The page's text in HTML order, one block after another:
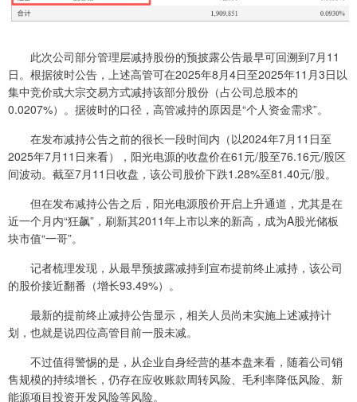
此次公司部分管理层减持股份的预披露公告最早可回溯到7月11
日。根据彼时公告，上述高管可在2025年8月4日至2025年11月3日以
集中竞价或大宗交易方式减持该部分股份（占公司总股本的
0.0207%）。据彼时的口径，高管减持的原因是“个人资金需求”。
在发布减持公告之前的很长一段时间内（以2024年7月11日至
2025年7月11日来看），阳光电源的收盘价在61元/股至76.16元/股区
间波动。截至7月11日收盘，该公司股价下跌1.28%至81.40元/股。
但在发布减持公告之后，阳光电源股价开启上升通道，尤其是在
近一个月内“狂飙”，刷新其2011年上市以来的新高，成为A股光储板
块市值“一哥”。
记者梳理发现，从最早预披露减持到宣布提前终止减持，该公司
的股价接近翻番（增长93.49%）。
最新的提前终止减持公告显示，相关人员尚未实施上述减持计
划，也就是说四位高管目前一股未减。
不过值得警惕的是，从企业自身经营的基本盘来看，随着公司销
售规模的持续增长，仍存在应收账款周转风险、毛利率降低风险、新
能源项目投资开发风险等风险。